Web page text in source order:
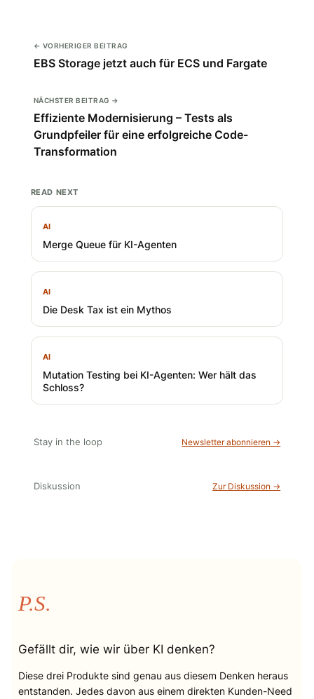
← VORHERIGER BEITRAG
EBS Storage jetzt auch für ECS und Fargate
NÄCHSTER BEITRAG →
Effiziente Modernisierung – Tests als
Grundpfeiler für eine erfolgreiche Code-
Transformation
READ NEXT
AI
Merge Queue für KI-Agenten
AI
Die Desk Tax ist ein Mythos
AI
Mutation Testing bei KI-Agenten: Wer hält das
Schloss?
Stay in the loop Newsletter abonnieren →
Diskussion Zur Diskussion →
P.S.
Gefällt dir, wie wir über KI denken?
Diese drei Produkte sind genau aus diesem Denken heraus
entstanden. Jedes davon aus einem direkten Kunden-Need